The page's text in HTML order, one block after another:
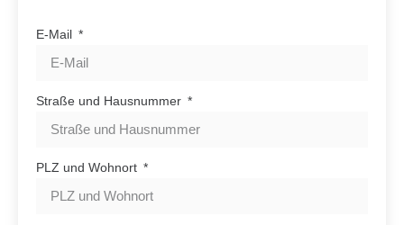
E-Mail
Straße und Hausnummer
PLZ und Wohnort